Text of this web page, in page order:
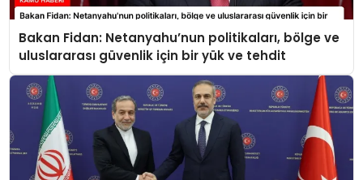
Bakan Fidan: Netanyahu’nun politikaları, bölge ve
uluslararası güvenlik için bir yük ve tehdit